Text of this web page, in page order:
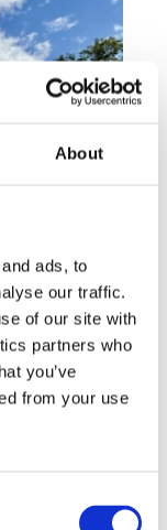
About
ads, to
our traffic.
of our site with
partners who
you’ve
from your use